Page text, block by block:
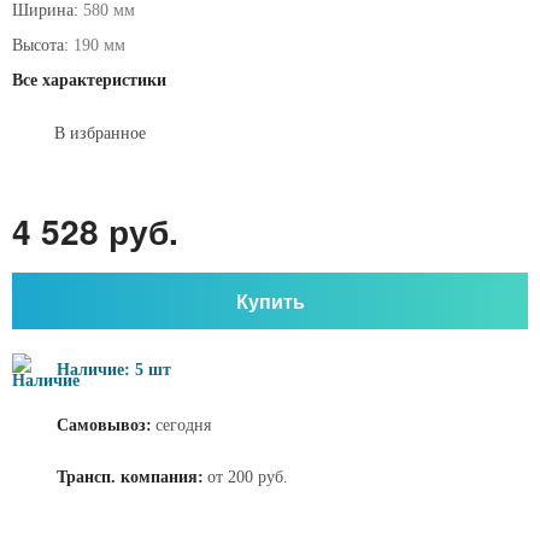
Ширина: 580 мм
Высота: 190 мм
Все характеристики
В избранное
4 528 руб.
Купить
Наличие: 5 шт
Самовывоз: сегодня
Трансп. компания: от 200 руб.